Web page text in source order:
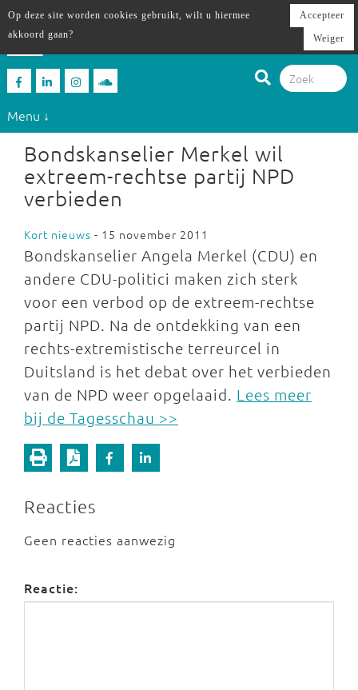
Menu ↓
Bondskanselier Merkel wil
extreem-rechtse partij NPD
verbieden
Kort nieuws - 15 november 2011
Bondskanselier Angela Merkel (CDU) en
andere CDU-politici maken zich sterk
voor een verbod op de extreem-rechtse
partij NPD. Na de ontdekking van een
rechts-extremistische terreurcel in
Duitsland is het debat over het verbieden
van de NPD weer opgelaaid. Lees meer
bij de Tagesschau >>
Reacties
Geen reacties aanwezig
Reactie:
Op deze site worden cookies gebruikt, wilt u hiermee
akkoord gaan?
Accepteer
Weiger